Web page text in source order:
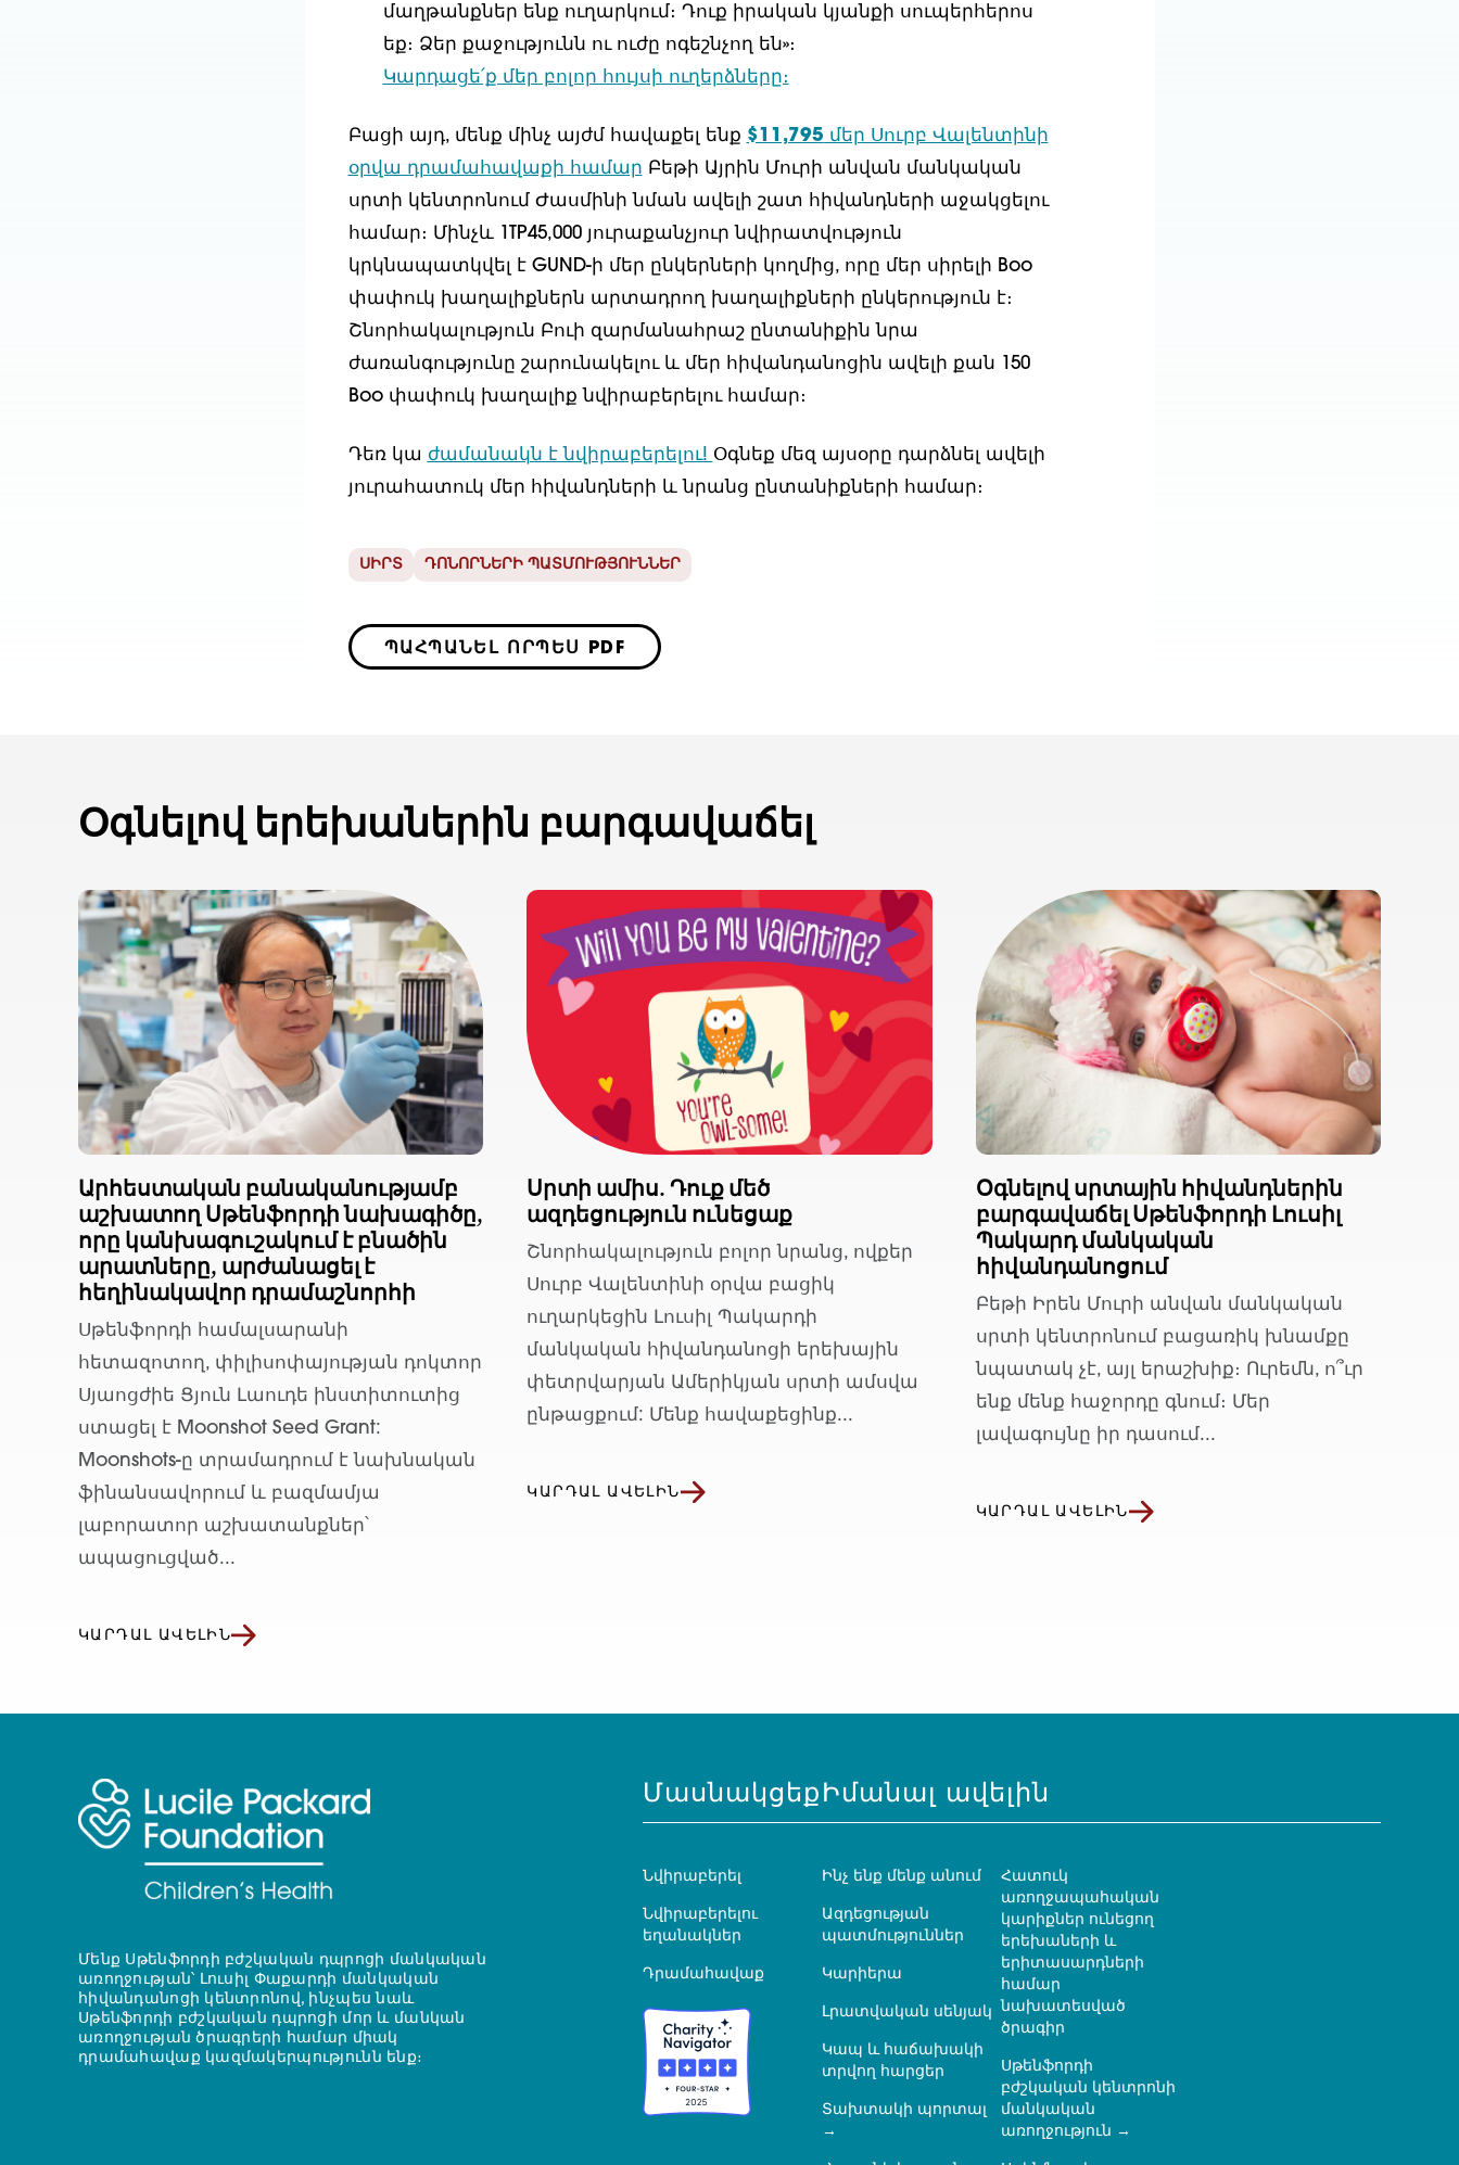
մաղթանքներ ենք ուղարկում։ Դուք իրական կյանքի սուպերհերոս
եք։ Ձեր քաջությունն ու ուժը ոգեշնչող են»։
Կարդացե՛ք մեր բոլոր հույսի ուղերձները։
Բացի այդ, մենք մինչ այժմ հավաքել ենք $11,795 մեր Սուրբ Վալենտինի
օրվա դրամահավաքի համար Բեթի Այրին Մուրի անվան մանկական
սրտի կենտրոնում Ժասմինի նման ավելի շատ հիվանդների աջակցելու
համար։ Մինչև 1TP45,000 յուրաքանչյուր նվիրատվություն
կրկնապատկվել է GUND-ի մեր ընկերների կողմից, որը մեր սիրելի Boo
փափուկ խաղալիքներն արտադրող խաղալիքների ընկերություն է։
Շնորհակալություն Բուի զարմանահրաշ ընտանիքին նրա
ժառանգությունը շարունակելու և մեր հիվանդանոցին ավելի քան 150
Boo փափուկ խաղալիք նվիրաբերելու համար։
Դեռ կա ժամանակն է նվիրաբերելու! Օգնեք մեզ այսօրը դարձնել ավելի
յուրահատուկ մեր հիվանդների և նրանց ընտանիքների համար։
ՍԻՐՏ ԴՈՆՈՐՆԵՐԻ ՊԱՏՄՈՒԹՅՈՒՆՆԵՐ
ՊԱՀՊԱՆԵԼ ՈՐՊԵՍ PDF
Օգնելով երեխաներին բարգավաճել
Արհեստական բանականությամբ
աշխատող Սթենֆորդի նախագիծը,
որը կանխագուշակում է բնածին
արատները, արժանացել է
հեղինակավոր դրամաշնորհի
Սթենֆորդի համալսարանի
հետազոտող, փիլիսոփայության դոկտոր
Սյաոցժիե Ցյուն Լաուդե ինստիտուտից
ստացել է Moonshot Seed Grant:
Moonshots-ը տրամադրում է նախնական
ֆինանսավորում և բազմամյա
լաբորատոր աշխատանքներ՝
ապացուցված...
ԿԱՐԴԱԼ ԱՎԵԼԻՆ
Սրտի ամիս. Դուք մեծ
ազդեցություն ունեցաք
Շնորհակալություն բոլոր նրանց, ովքեր
Սուրբ Վալենտինի օրվա բացիկ
ուղարկեցին Լուսիլ Պակարդի
մանկական հիվանդանոցի երեխային
փետրվարյան Ամերիկյան սրտի ամսվա
ընթացքում: Մենք հավաքեցինք...
ԿԱՐԴԱԼ ԱՎԵԼԻՆ
Օգնելով սրտային հիվանդներին
բարգավաճել Սթենֆորդի Լուսիլ
Պակարդ մանկական
հիվանդանոցում
Բեթի Իրեն Մուրի անվան մանկական
սրտի կենտրոնում բացառիկ խնամքը
նպատակ չէ, այլ երաշխիք։ Ուրեմն, ո՞ւր
ենք մենք հաջորդը գնում։ Մեր
լավագույնը իր դասում...
ԿԱՐԴԱԼ ԱՎԵԼԻՆ
Մենք Սթենֆորդի բժշկական դպրոցի մանկական
առողջության՝ Լուսիլ Փաքարդի մանկական
հիվանդանոցի կենտրոնով, ինչպես նաև
Սթենֆորդի բժշկական դպրոցի մոր և մանկան
առողջության ծրագրերի համար միակ
դրամահավաք կազմակերպությունն ենք։
Մասնակցեք
Նվիրաբերել
Նվիրաբերելու
եղանակներ
Դրամահավաք
Իմանալ ավելին
Ինչ ենք մենք անում
Ազդեցության
պատմություններ
Կարիերա
Լրատվական սենյակ
Կապ և հաճախակի
տրվող հարցեր
Տախտակի պորտալ
Հատուկ
առողջապահական
կարիքներ ունեցող
երեխաների և
երիտասարդների
համար
նախատեսված
ծրագիր
Սթենֆորդի
բժշկական կենտրոնի
մանկական
առողջություն